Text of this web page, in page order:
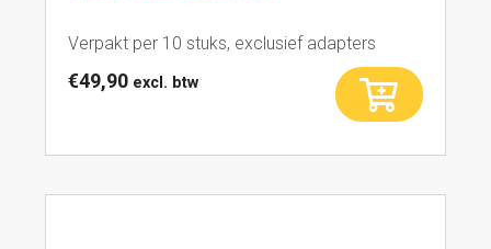
Verpakt per 10 stuks, exclusief adapters
€49,90 excl. btw